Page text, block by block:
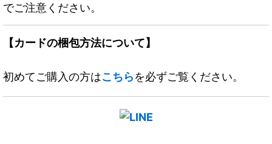
でご注意ください。
【カードの梱包方法について】
初めてご購入の方はこちらを必ずご覧ください。